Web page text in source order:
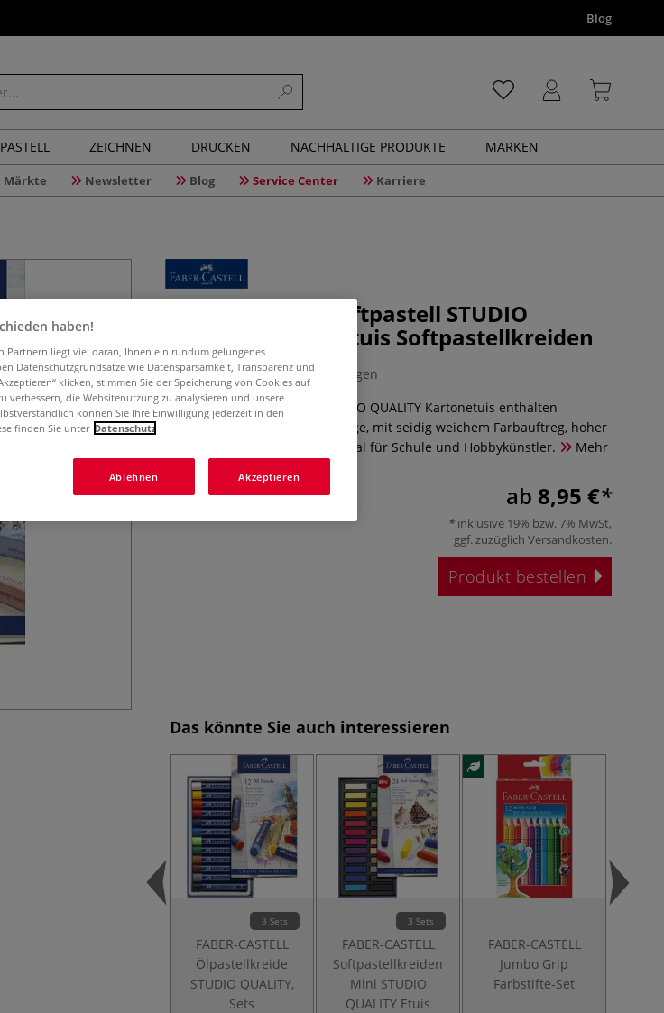
Blog
PASTELL ZEICHNEN DRUCKEN NACHHALTIGE PRODUKTE MARKEN
Märkte Newsletter Blog Service Center Karriere
FABER-CASTELL Softpastell STUDIO
QUALITY, Kartonetuis Softpastellkreiden
0 Bewertungen
FABER-CASTELL Softpastell STUDIO QUALITY Kartonetuis enthalten
Softpastellkreiden in ganzer Länge, mit seidig weichem Farbauftreg, hoher
Leuchtkraft und Farbbrillanz. Ideal für Schule und Hobbykünstler.
Mehr
ab 8,95 €
inklusive 19% bzw. 7% MwSt,
ggf. zuzüglich Versandkosten.
Produkt bestellen
Das könnte Sie auch interessieren
3 Sets
FABER-CASTELL
Ölpastellkreide
STUDIO QUALITY,
Sets
3 Sets
FABER-CASTELL
Softpastellkreiden
Mini STUDIO
QUALITY Etuis
FABER-CASTELL
Jumbo Grip
Farbstifte-Set
haben!
Partnern liegt viel daran, Ihnen ein rundum gelungenes
Datenschutzgrundsätze wie Datensparsamkeit, Transparenz und
klicken, stimmen Sie der Speicherung von Cookies auf
verbessern, die Websitenutzung zu analysieren und unsere
können Sie Ihre Einwilligung jederzeit in den
finden Sie unter Datenschutz
Ablehnen Akzeptieren